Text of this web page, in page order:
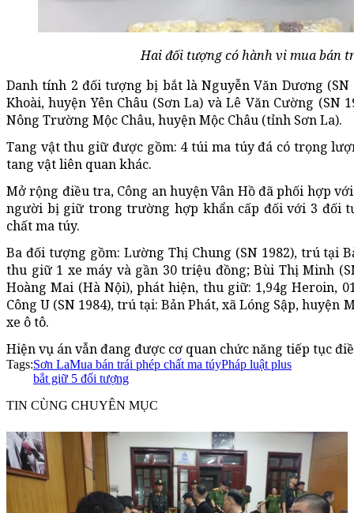
Hai đối tượng có hành vi mua bán
Danh tính 2 đối tượng bị bắt là Nguyễn Văn Dương
Khoài, huyện Yên Châu (Sơn La) và Lê Văn Cường
Nông Trường Mộc Châu, huyện Mộc Châu (tỉnh Sơn La).
Tang vật thu giữ được gồm: 4 túi ma túy đá có trọng
tang vật liên quan khác.
Mở rộng điều tra, Công an huyện Vân Hồ đã phối hợp
người bị giữ trong trường hợp khẩn cấp đối với 3 đối
chất ma túy.
Ba đối tượng gồm: Lường Thị Chung (SN 1982), trú tại
thu giữ 1 xe máy và gần 30 triệu đồng; Bùi Thị Minh
Hoàng Mai (Hà Nội), phát hiện, thu giữ: 1,94g Heroin,
Công U (SN 1984), trú tại: Bản Phát, xã Lóng Sập, huyện
xe ô tô.
Hiện vụ án vẫn đang được cơ quan chức năng tiếp tục
Tags:Sơn LaMua bán trái phép chất ma túyPháp luật plus
bắt giữ 5 đối tượng
TIN CÙNG CHUYÊN MỤC